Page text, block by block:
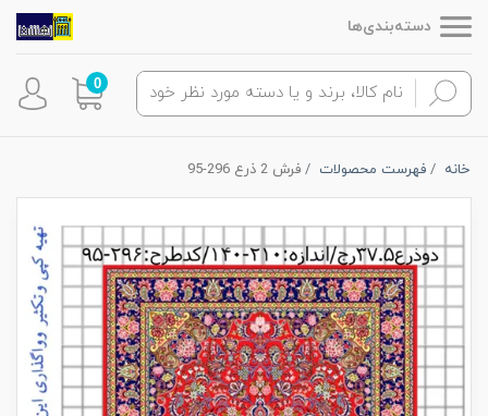
دسته‌بندی‌ها
0
خانه فهرست محصولات فرش 2 ذرع 296-95